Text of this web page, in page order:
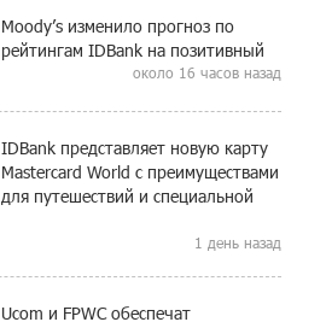
Moody’s изменило прогноз по
рейтингам IDBank на позитивный
около 16 часов назад
IDBank представляет новую карту
Mastercard World с преимуществами
для путешествий и специальной
1 день назад
Ucom и FPWC обеспечат